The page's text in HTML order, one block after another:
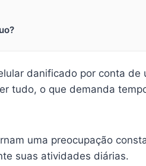
danificado por conta de
tudo, o que demanda
uma preocupação
suas atividades diárias.